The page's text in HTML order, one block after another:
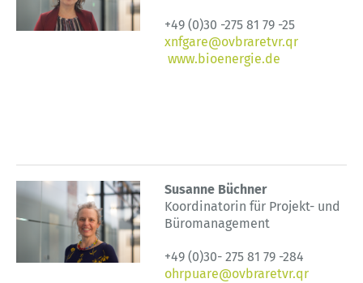
+49 (0)30 -275 81 79 -25
xnfgare@ovbraretvr.qr
www.bioenergie.de
Susanne Büchner
Koordinatorin für Projekt- und
Büromanagement
+49 (0)30- 275 81 79 -284
ohrpuare@ovbraretvr.qr